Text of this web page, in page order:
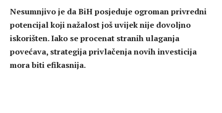
Nesumnjivo je da BiH posjeduje ogroman privredni
potencijal koji nažalost još uvijek nije dovoljno
iskorišten. Iako se procenat stranih ulaganja
povećava, strategija privlačenja novih investicija
mora biti efikasnija.